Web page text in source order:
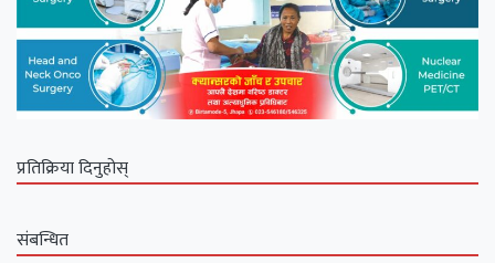
प्रतिक्रिया दिनुहोस्
संबन्धित